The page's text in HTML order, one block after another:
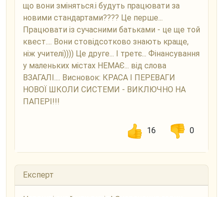
що вони зміняться.і будуть працювати за
новими стандартами???? Це перше...
Працювати із сучасними батьками - це ще той
квест.... Вони стовідсотково знають краще,
ніж учителі)))) Це друге... І третє... Фінансування
у маленьких містах НЕМАЄ... від слова
ВЗАГАЛІ.... Висновок: КРАСА І ПЕРЕВАГИ
НОВОЇ ШКОЛИ СИСТЕМИ - ВИКЛЮЧНО НА
ПАПЕРІ!!!
16 0
Експерт